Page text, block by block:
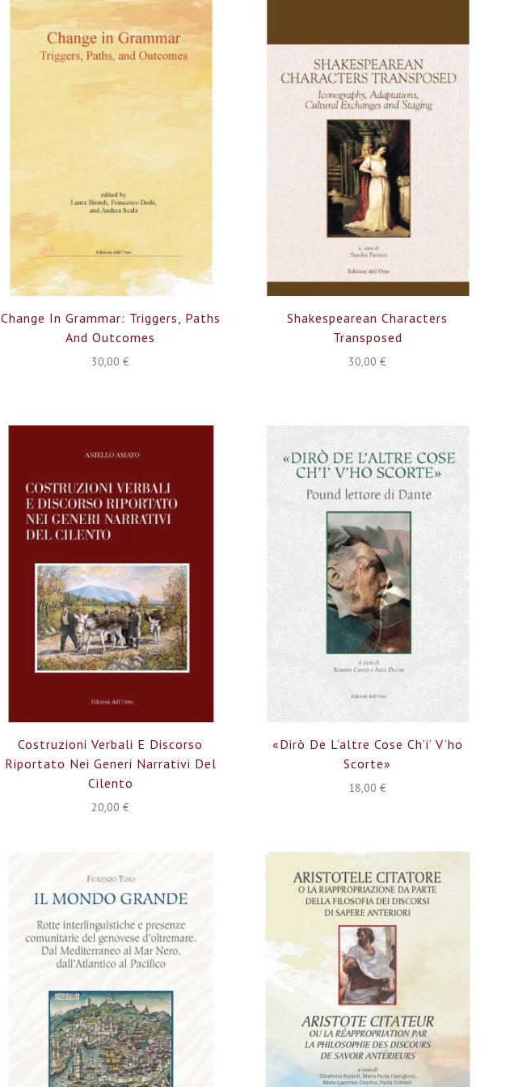
Change In Grammar: Triggers, Paths
And Outcomes
30,00 €
Shakespearean Characters
Transposed
30,00 €
Costruzioni Verbali E Discorso
Riportato Nei Generi Narrativi Del
Cilento
20,00 €
«Dirò De L’altre Cose Ch’i’ V’ho
Scorte»
18,00 €